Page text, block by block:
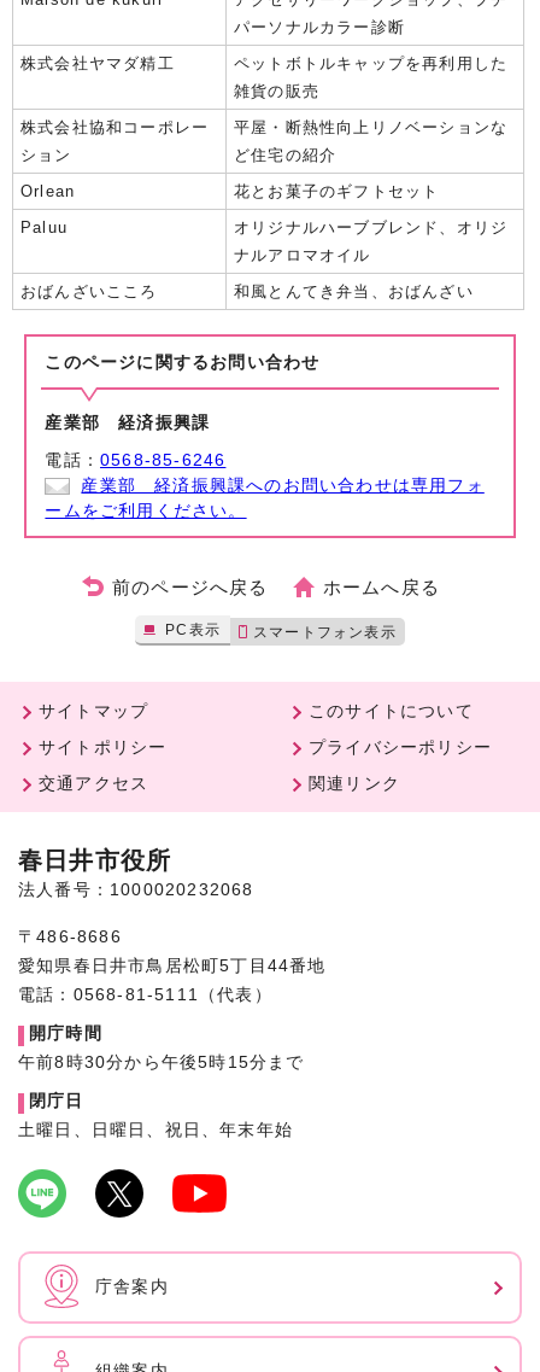
パーソナルカラー診断
株式会社ヤマダ精工
ペットボトルキャップを再利用した
雑貨の販売
株式会社協和コーポレー
ション
平屋・断熱性向上リノベーションな
ど住宅の紹介
Orlean
花とお菓子のギフトセット
Paluu
オリジナルハーブブレンド、オリジ
ナルアロマオイル
おばんざいこころ
和風とんてき弁当、おばんざい
このページに関する お問い合わせ
産業部 経済振興課
電話：0568-85-6246
産業部 経済振興課へのお問い合わせは専用フォ
ームをご利用ください。
前のページへ戻る ホームへ戻る
PC表示 スマートフォン表示
サイトマップ
このサイトについて
サイトポリシー
プライバシーポリシー
交通アクセス
関連リンク
春日井市役所
法人番号：1000020232068
〒486-8686
愛知県春日井市鳥居松町5丁目44番地
電話：0568-81-5111（代表）
開庁時間
午前8時30分から午後5時15分まで
閉庁日
土曜日、日曜日、祝日、年末年始
庁舎案内